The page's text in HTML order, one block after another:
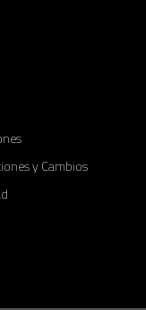
y Cambios